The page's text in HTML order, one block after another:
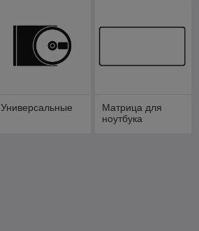
Универсальные
Матрица для
ноутбука